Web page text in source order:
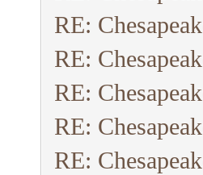
RE:
RE:
RE:
RE:
RE: